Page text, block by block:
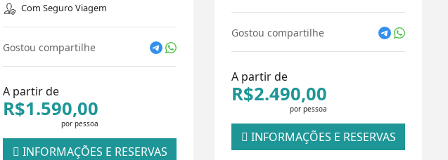
Com Seguro Viagem
Gostou compartilhe
A partir de
R$1.590,00
por pessoa
INFORMAÇÕES E RESERVAS
Gostou compartilhe
A partir de
R$2.490,00
por pessoa
INFORMAÇÕES E RESERVAS